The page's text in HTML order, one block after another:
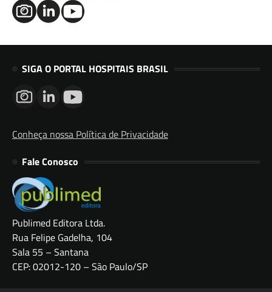
SIGA O PORTAL HOSPITAIS BRASIL
Conheça nossa Política de Privacidade
Fale Conosco
Publimed Editora Ltda.
Rua Felipe Gadelha, 104
Sala 55 – Santana
CEP: 02012-120 – São Paulo/SP